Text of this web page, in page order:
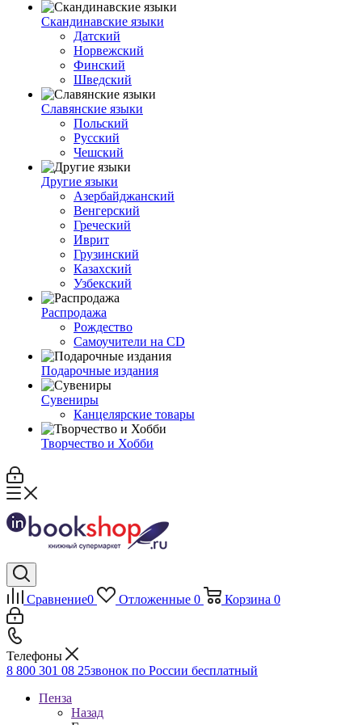
Скандинавские языки
Датский
Норвежский
Финский
Шведский
Славянские языки
Польский
Русский
Чешский
Другие языки
Азербайджанский
Венгерский
Греческий
Иврит
Грузинский
Казахский
Узбекский
Распродажа
Рождество
Самоучители на CD
Подарочные издания
Сувениры
Канцелярские товары
Творчество и Хобби
Сравнение0 Отложенные 0 Корзина 0
Телефоны
8 800 301 08 25звонок по России бесплатный
Пенза
Назад